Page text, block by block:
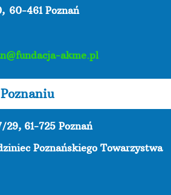
60-461 Poznań
akme.pl
61-725 Poznań
Poznańskiego Towarzystwa